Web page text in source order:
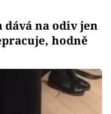
dává na odiv jen
hodně